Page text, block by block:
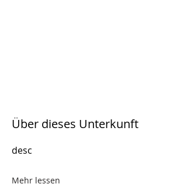
Über dieses Unterkunft
desc
Mehr lessen